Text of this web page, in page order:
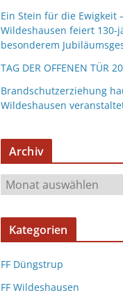
Ein Stein für die Ewigkeit
Wildeshausen feiert 130-
besonderem
TAG DER OFFENEN TÜR
Brandschutzerziehung
Wildeshausen
Archiv
Kategorien
FF Düngstrup
FF Wildeshausen